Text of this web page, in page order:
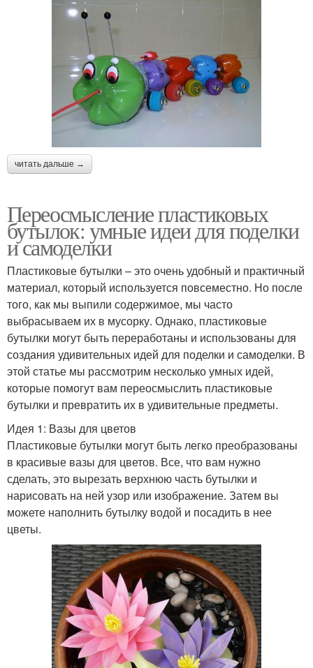
читать дальше →
Переосмысление пластиковых
бутылок: умные идеи для поделки
и самоделки
Пластиковые бутылки – это очень удобный и практичный
материал, который используется повсеместно. Но после
того, как мы выпили содержимое, мы часто
выбрасываем их в мусорку. Однако, пластиковые
бутылки могут быть переработаны и использованы для
создания удивительных идей для поделки и самоделки. В
этой статье мы рассмотрим несколько умных идей,
которые помогут вам переосмыслить пластиковые
бутылки и превратить их в удивительные предметы.
Идея 1: Вазы для цветов
Пластиковые бутылки могут быть легко преобразованы
в красивые вазы для цветов. Все, что вам нужно
сделать, это вырезать верхнюю часть бутылки и
нарисовать на ней узор или изображение. Затем вы
можете наполнить бутылку водой и посадить в нее
цветы.